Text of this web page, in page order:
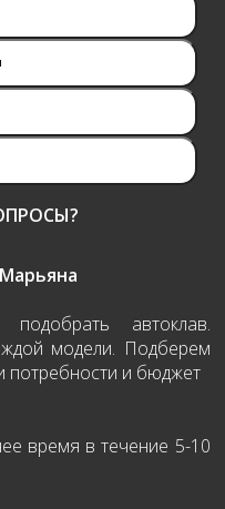
автоклав.
модели. Подберем
и бюджет
время в течение 5-10